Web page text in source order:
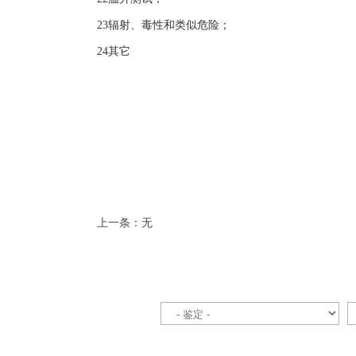
23辐射、毒性和类似危险；
24其它
上一条：无